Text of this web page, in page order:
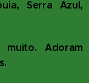
Serra Azul,
Adoram